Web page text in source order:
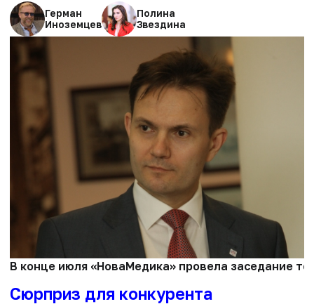
Герман
Иноземцев
Полина
Звездина
В конце июля «НоваМедика» провела заседание
Сюрприз для конкурента